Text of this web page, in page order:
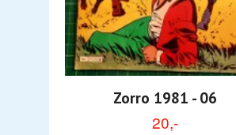
Zorro 1981 - 06
20,-